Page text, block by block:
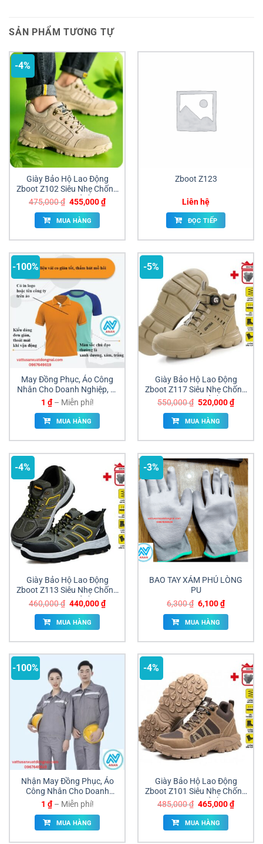
SẢN PHẨM TƯƠNG TỰ
-4%
Giày Bảo Hộ Lao Động
Zboot Z102 Siêu Nhẹ Chống
Đâm Xuyên Giá Sỉ Đồng Nai
475,000₫ Giá
là:
475,000 ₫.
455,000₫Giá
hiện
MUA HÀNG
Zboot Z123
Liên hệ
ĐỌC TIẾP
-100%
May Đồng Phục, Áo Công
Nhân Cho Doanh Nghiệp, Xí
Nghiệp | ANAN Uy Tín –
Chất Lượng
1 ₫ – Miễn phí!Khoảng
từ
1 ₫
Miễn
MUA HÀNG
-5%
Giày Bảo Hộ Lao Động
Zboot Z117 Siêu Nhẹ Chống
Đâm Xuyên Giá Sỉ Đồng Nai
550,000₫ Giá
là:
550,000 ₫.
520,000₫Giá
hiện
MUA HÀNG
-4%
Giày Bảo Hộ Lao Động
Zboot Z113 Siêu Nhẹ Chống
Đâm Xuyên Giá Sỉ Đồng Nai
460,000₫ Giá
là:
460,000 ₫.
440,000₫Giá
hiện
MUA HÀNG
-3%
BAO TAY XÁM PHỦ LÒNG
PU
6,300₫ Giá
gốc
là:
6,300 ₫.
6,100₫Giá
hiện
tại
MUA HÀNG
-100%
Nhận May Đồng Phục, Áo
Công Nhân Cho Doanh
Nghiệp, Xí Nghiệp
1 ₫ – Miễn phí!Khoảng
từ
Miễn
MUA HÀNG
-4%
Giày Bảo Hộ Lao Động
Zboot Z101 Siêu Nhẹ Chống
Đâm Xuyên Giá Sỉ Đồng Nai
485,000₫ Giá
là:
485,000 ₫.
465,000₫Giá
hiện
MUA HÀNG